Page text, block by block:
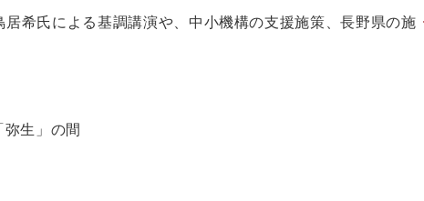
希氏による基調講演や、中小機構の支援施策、長野県の施
生」の間